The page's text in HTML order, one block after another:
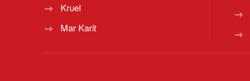
Kruel
Mar Karit